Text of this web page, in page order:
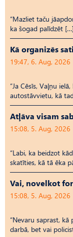
“Mazliet taču
ka šogad palīdzēt […]
Kā organizēs
19:47, 6. Aug, 2026
“Ja Cēsīs, Vaļņu
autostāvvietu, kā
Atļāva visam
15:08, 5. Aug, 2026
“Labi, ka beidzot
skatīties, kā tā ēka
Vai, novelkot
15:08, 5. Aug, 2026
“Nevaru saprast, kā
darbā, bet vai